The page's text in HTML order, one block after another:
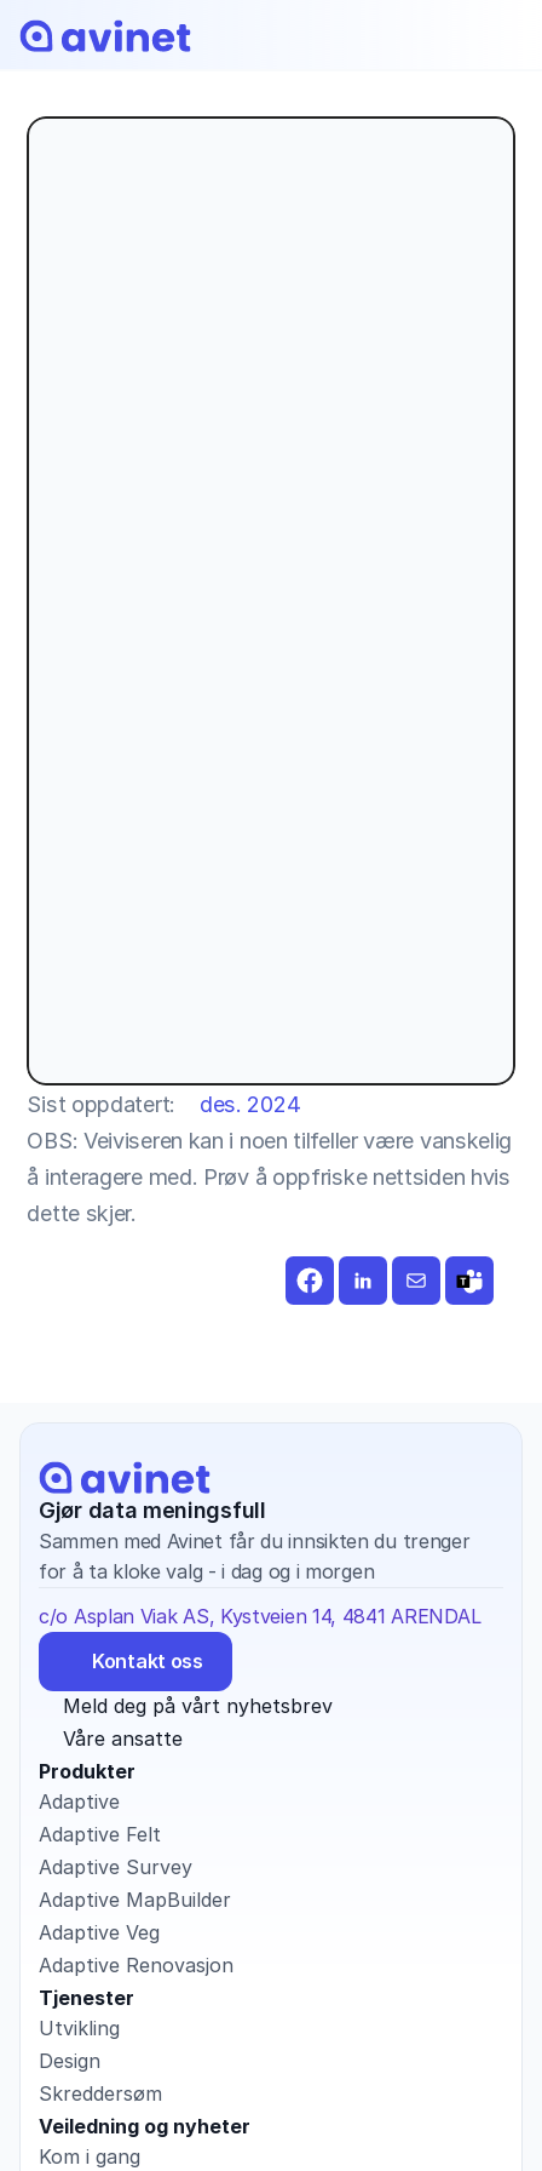
Sist oppdatert:
des. 2024
OBS: Veiviseren kan i noen tilfeller være vanskelig
å interagere med. Prøv å oppfriske nettsiden hvis
dette skjer.
Gjør data meningsfull
Sammen med Avinet får du innsikten du trenger
for å ta kloke valg - i dag og i morgen
c/o Asplan Viak AS, Kystveien 14, 4841 ARENDAL
Kontakt oss
Meld deg på vårt nyhetsbrev
Våre ansatte
Produkter
Adaptive
Adaptive Felt
Adaptive Survey
Adaptive MapBuilder
Adaptive Veg
Adaptive Renovasjon
Tjenester
Utvikling
Design
Skreddersøm
Veiledning og nyheter
Kom i gang